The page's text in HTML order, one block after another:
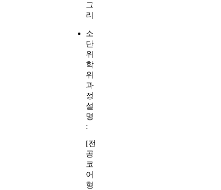
그
리
소
단
위
학
위
과
정
설
명
:
[전
공
코
어
형